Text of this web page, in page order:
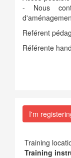
- Nous
Reférent
Référente
I'm
Training
Training